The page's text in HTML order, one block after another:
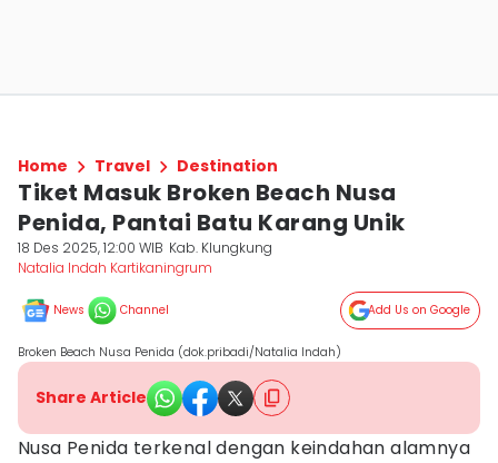
Home Travel Destination
Tiket Masuk Broken Beach Nusa
Penida, Pantai Batu Karang Unik
18 Des 2025, 12:00 WIB Kab. Klungkung
Natalia Indah Kartikaningrum
News Channel Add Us on Google
Broken Beach Nusa Penida (dok.pribadi/Natalia Indah)
Share Article
Nusa Penida terkenal dengan keindahan alamnya